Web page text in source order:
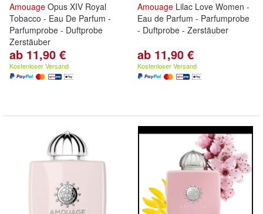
Amouage Opus XIV Royal
Tobacco - Eau De Parfum -
Parfumprobe - Duftprobe
Zerstäuber
ab 11,90 €
Kostenloser Versand
Amouage Lilac Love Women -
Eau de Parfum - Parfumprobe
- Duftprobe - Zerstäuber
ab 11,90 €
Kostenloser Versand